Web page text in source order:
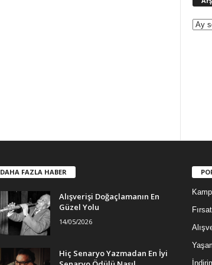
DAHA FAZLA HABER
Alışverişi Doğaçlamanın En
Güzel Yolu
14/05/2026
Hiç Senaryo Yazmadan En İyi